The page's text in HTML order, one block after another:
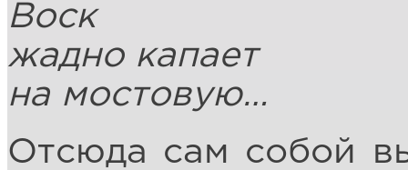
Воск
жадно капает
на мостовую…
Отсюда сам собой